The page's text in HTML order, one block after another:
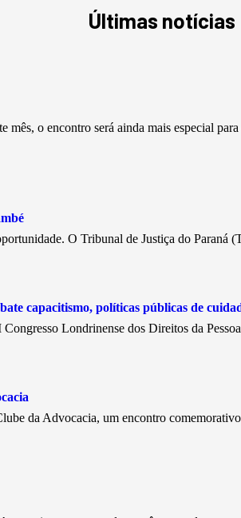
Últimas notícias
mês, o encontro será ainda mais especial
O Tribunal de Justiça do
capacitismo, políticas públicas de
Londrinense dos Direitos da
da Advocacia, um encontro